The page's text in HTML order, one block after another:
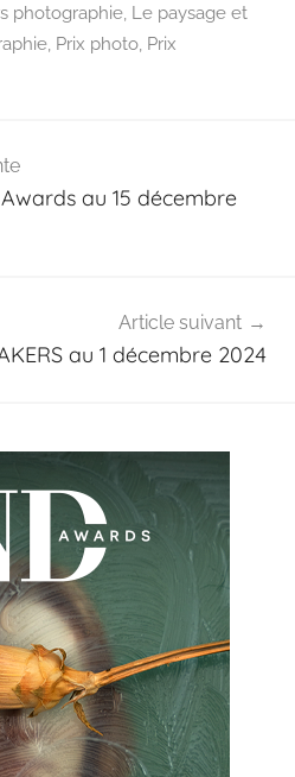
photographie, Le paysage et
, Prix photo, Prix
au 15 décembre
Article suivant
au 1 décembre 2024